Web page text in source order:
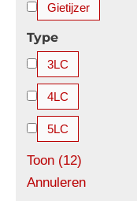
Gietijzer
Type
3LC
4LC
5LC
Toon (12)
Annuleren